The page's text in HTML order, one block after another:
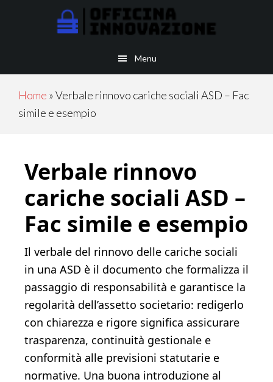
Menu
Home »Verbale rinnovo cariche sociali ASD​​ – Fac
simile e esempio
Verbale rinnovo
cariche sociali ASD​​ –
Fac simile e esempio
Il verbale del rinnovo delle cariche sociali
in una ASD è il documento che formalizza il
passaggio di responsabilità e garantisce la
regolarità dell’assetto societario: redigerlo
con chiarezza e rigore significa assicurare
trasparenza, continuità gestionale e
conformità alle previsioni statutarie e
normative. Una buona introduzione al